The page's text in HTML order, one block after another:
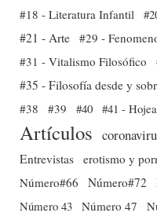
#18 - Literatura Infantil
#21 - Arte #29 -
#31 - Vitalismo Filosófico
#35 - Filosofía desde y
#38
#39 #40 #41 -
Artículos
Entrevistas erotismo y
Número#66
Número#72
Número 43 Número 47